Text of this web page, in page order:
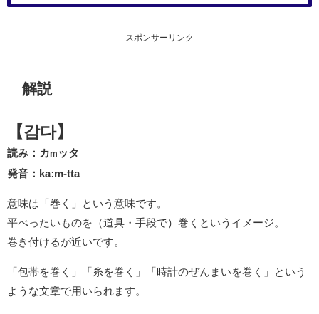
スポンサーリンク
解説
【감다】
読み：カm ッタ
発音：kaːm-tta
意味は「巻く」という意味です。
平べったいものを（道具・手段で）巻くというイメージ。
巻き付けるが近いです。
「包帯を巻く」「糸を巻く」「時計のぜんまいを巻く」という
ような文章で用いられます。